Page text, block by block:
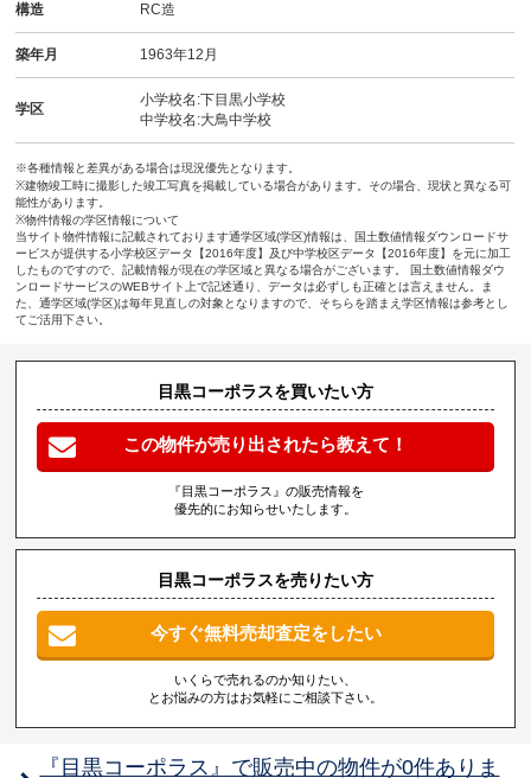
構造 RC造
築年月 1963年12月
学区
小学校名:下目黒小学校
中学校名:大鳥中学校
※各種情報と差異がある場合は現況優先となります。
※建物竣工時に撮影した竣工写真を掲載している場合があります。その場合、現状と異なる可
能性があります。
※物件情報の学区情報について
当サイト物件情報に記載されております通学区域(学区)情報は、国土数値情報ダウンロードサ
ービスが提供する小学校区データ【2016年度】及び中学校区データ【2016年度】を元に加工
したものですので、記載情報が現在の学区域と異なる場合がございます。 国土数値情報ダウ
ンロードサービスのWEBサイト上で記述通り、データは必ずしも正確とは言えません。ま
た、通学区域(学区)は毎年見直しの対象となりますので、そちらを踏まえ学区情報は参考とし
てご活用下さい。
目黒コーポラスを買いたい方
この物件が売り出されたら教えて！
『目黒コーポラス』の販売情報を
優先的にお知らせいたします。
目黒コーポラスを売りたい方
今すぐ無料売却査定をしたい
いくらで売れるのか知りたい、
とお悩みの方はお気軽にご相談下さい。
『目黒コーポラス』で販売中の物件が0件ありま